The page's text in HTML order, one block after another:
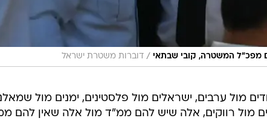
מפכ"ל המשטרה, קובי שבתאי / דוברות משטרת ישראל
מול ערבים, ישראלים מול פלסטינים, ימנים מול
מול רווקים, אלה שיש להם ממ"ד מול אלה שאין להם